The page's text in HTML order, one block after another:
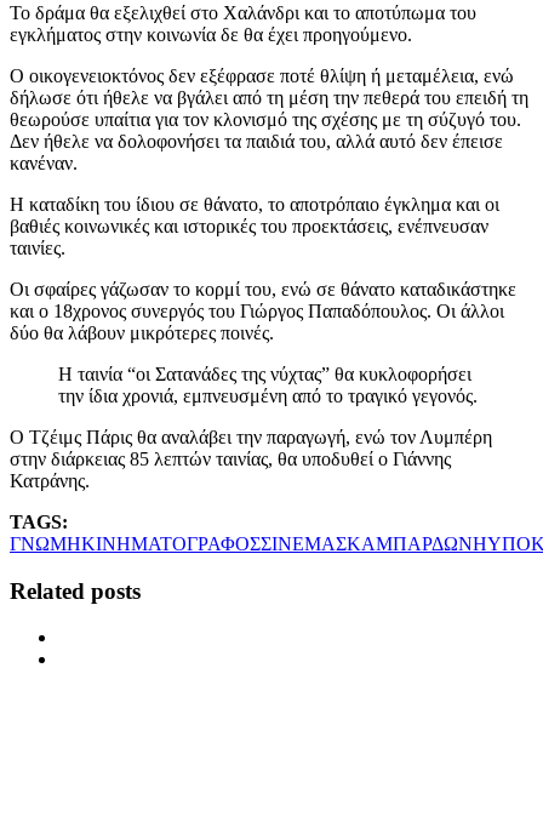
Το δράμα θα εξελιχθεί στο Χαλάνδρι και το αποτύπωμα του
εγκλήματος στην κοινωνία δε θα έχει προηγούμενο.
Ο οικογενειοκτόνος δεν εξέφρασε ποτέ θλίψη ή μεταμέλεια, ενώ
δήλωσε ότι ήθελε να βγάλει από τη μέση την πεθερά του επειδή τη
θεωρούσε υπαίτια για τον κλονισμό της σχέσης με τη σύζυγό του.
Δεν ήθελε να δολοφονήσει τα παιδιά του, αλλά αυτό δεν έπεισε
κανέναν.
Η καταδίκη του ίδιου σε θάνατο, το αποτρόπαιο έγκλημα και οι
βαθιές κοινωνικές και ιστορικές του προεκτάσεις, ενέπνευσαν
ταινίες.
Οι σφαίρες γάζωσαν το κορμί του, ενώ σε θάνατο καταδικάστηκε
και ο 18χρονος συνεργός του Γιώργος Παπαδόπουλος. Οι άλλοι
δύο θα λάβουν μικρότερες ποινές.
Η ταινία “οι Σατανάδες της νύχτας” θα κυκλοφορήσει
την ίδια χρονιά, εμπνευσμένη από το τραγικό γεγονός.
Ο Τζέιμς Πάρις θα αναλάβει την παραγωγή, ενώ τον Λυμπέρη
στην διάρκειας 85 λεπτών ταινίας, θα υποδυθεί ο Γιάννης
Κατράνης.
TAGS:
ΓΝΩΜΗΚΙΝΗΜΑΤΟΓΡΑΦΟΣΣΙΝΕΜΑΣΚΑΜΠΑΡΔΩΝΗ
Related posts